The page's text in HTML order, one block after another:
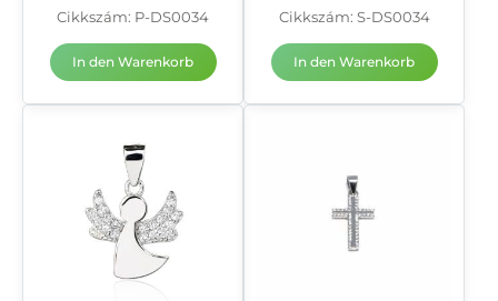
Cikkszám: P-DS0034
In den Warenkorb
Cikkszám: S-DS0034
In den Warenkorb